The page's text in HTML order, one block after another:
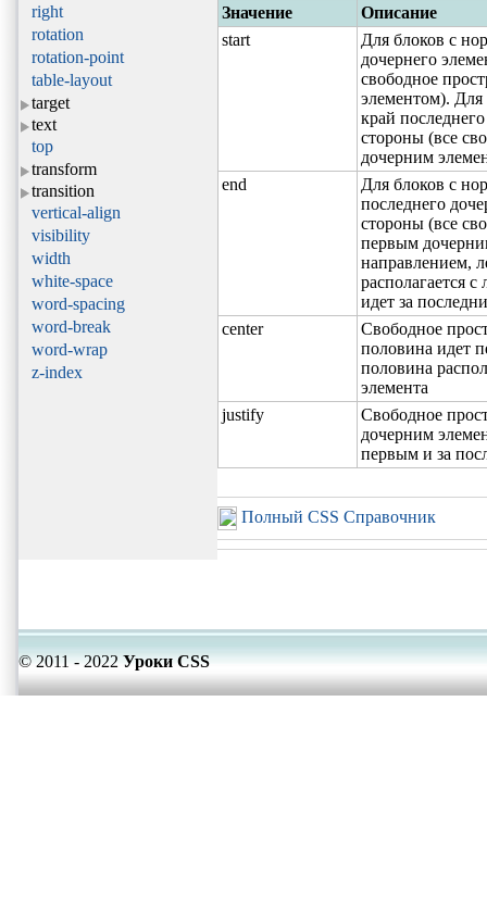
right
rotation
rotation-point
table-layout
target
text
top
transform
transition
vertical-align
visibility
width
white-space
word-spacing
word-break
word-wrap
z-index
Значение
Описание
start
Для блоков с
дочернего
свободное
элементом).
край
стороны (все
дочерним
end
Для блоков с
последнего
стороны (все
первым
направлением,
располагается
идет за
center
Свободное
половина идет
половина
элемента
justify
Свободное
дочерним
первым и за
Полный CSS Справочник
© 2011 - 2022Уроки CSS